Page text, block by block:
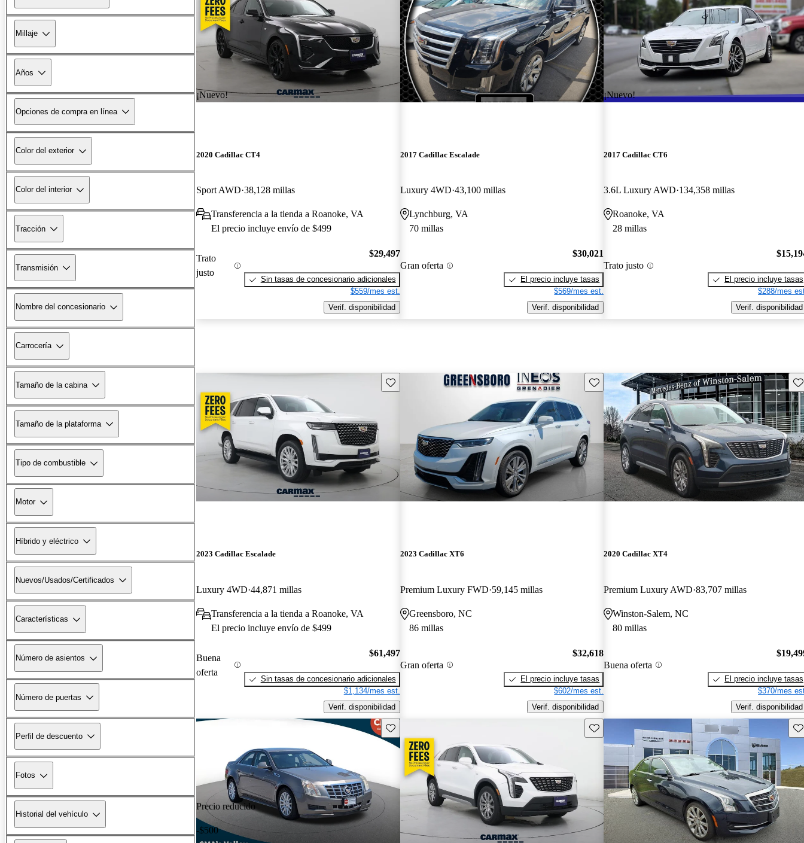
Millaje
Años
Opciones de compra en línea
Color del exterior
Color del interior
Tracción
Transmisión
Nombre del concesionario
Carrocería
Tamaño de la cabina
Tamaño de la plataforma
Tipo de combustible
Motor
Híbrido y eléctrico
Nuevos/Usados/Certificados
Características
Número de asientos
Número de puertas
Perfil de descuento
Fotos
Historial del vehículo
¡Nuevo!
2020 Cadillac CT4
Sport AWD 38,128 millas
Transferencia a la tienda a Roanoke, VA
El precio incluye envío de $499
Trato
justo
$29,497
Sin tasas de concesionario adicionales
$559/mes est.
Verif. disponibilidad
2017 Cadillac Escalade
Luxury 4WD 43,100 millas
Lynchburg, VA
70 millas
Gran oferta
$30,021
El precio incluye tasas
$569/mes est.
Verif. disponibilidad
¡Nuevo!
2017 Cadillac CT6
3.6L Luxury AWD 134,358 millas
Roanoke, VA
28 millas
Trato justo
El precio incluye tasas
$288/mes
Verif. disponibilidad
Guarda este Aviso
2023 Cadillac Escalade
Luxury 4WD 44,871 millas
Transferencia a la tienda a Roanoke, VA
El precio incluye envío de $499
Buena
oferta
$61,497
Sin tasas de concesionario adicionales
$1,134/mes est.
Verif. disponibilidad
Guarda este Aviso
2023 Cadillac XT6
Premium Luxury FWD 59,145 millas
Greensboro, NC
86 millas
Gran oferta
$32,618
El precio incluye tasas
$602/mes est.
Verif. disponibilidad
2020 Cadillac XT4
Premium Luxury AWD 83,707 millas
Winston-Salem, NC
80 millas
Buena oferta
El precio incluye tasas
$370/mes
Verif. disponibilidad
Precio reducido
-$500
Guarda este Aviso Guarda este Aviso